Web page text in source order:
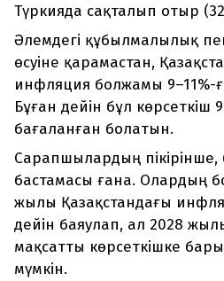
Түркияда сақталып отыр
Әлемдегі құбылмалылық
өсуіне қарамастан,
инфляция болжамы 9–11%-
Бұған дейін бұл көрсеткіш
бағаланған болатын.
Сарапшылардың пікірінше,
бастамасы ғана. Олардың
жылы Қазақстандағы
дейін баяулап, ал 2028
мақсатты көрсеткішке
мүмкін.